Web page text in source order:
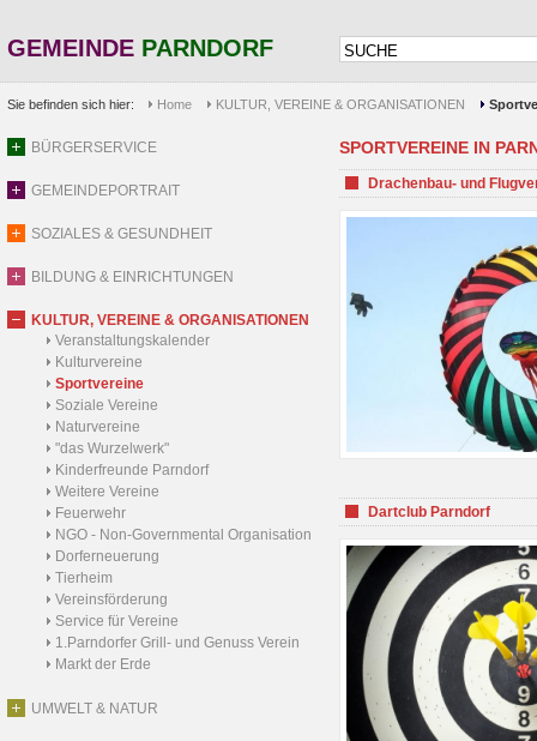
GEMEINDE PARNDORF
Sie befinden sich hier: Home KULTUR, VEREINE & ORGANISATIONEN
BÜRGERSERVICE
GEMEINDEPORTRAIT
SOZIALES & GESUNDHEIT
BILDUNG & EINRICHTUNGEN
KULTUR, VEREINE & ORGANISATIONEN
Veranstaltungskalender
Kulturvereine
Sportvereine
Soziale Vereine
Naturvereine
"das Wurzelwerk"
Kinderfreunde Parndorf
Weitere Vereine
Feuerwehr
NGO - Non-Governmental Organisation
Dorferneuerung
Tierheim
Vereinsförderung
Service für Vereine
1.Parndorfer Grill- und Genuss Verein
Markt der Erde
UMWELT & NATUR
SPORTVEREINE IN
Drachenbau- und
Dartclub Parndorf